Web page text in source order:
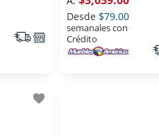
Desde $79.00
semanales con
Crédito
favorite